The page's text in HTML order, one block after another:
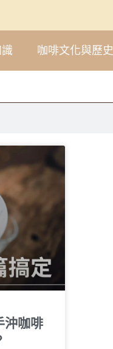
咖啡文化與歷史
沖咖啡